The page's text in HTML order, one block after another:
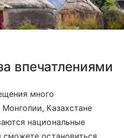
впечатлениями
много
Казахстане
национальные
остановиться